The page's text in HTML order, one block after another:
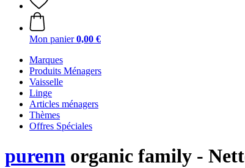
Mon panier 0,00 €
Marques
Produits Ménagers
Vaisselle
Linge
Articles ménagers
Thèmes
Offres Spéciales
purenn organic family -